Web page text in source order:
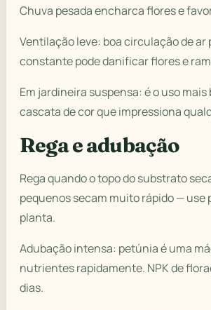
Chuva pesada encharca flores e
Ventilação leve: boa circulação de
constante pode danificar flores e
Em jardineira suspensa: é o uso
cascata de cor que impressiona
Rega e adubação
Rega quando o topo do substrato
pequenos secam muito rápido —
planta.
Adubação intensa: petúnia é uma
nutrientes rapidamente. NPK de
dias.